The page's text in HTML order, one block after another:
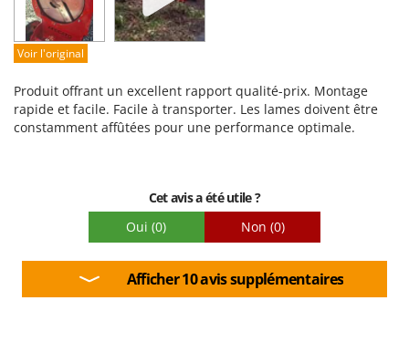
Qualité / Prix
Facilité de montage
Voir l'original
Produit offrant un excellent rapport qualité-prix. Montage
rapide et facile. Facile à transporter. Les lames doivent être
constamment affûtées pour une performance optimale.
Cet avis a été utile ?
Oui (0) Non (0)
Afficher 10 avis supplémentaires